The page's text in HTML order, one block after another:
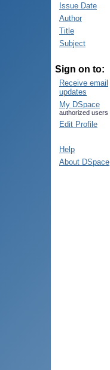
Issue Date
Author
Title
Subject
Sign on to:
Receive email
updates
My DSpace
authorized users
Edit Profile
Help
About DSpace